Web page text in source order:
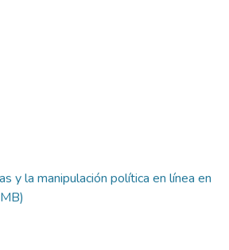
y la manipulación política en línea en